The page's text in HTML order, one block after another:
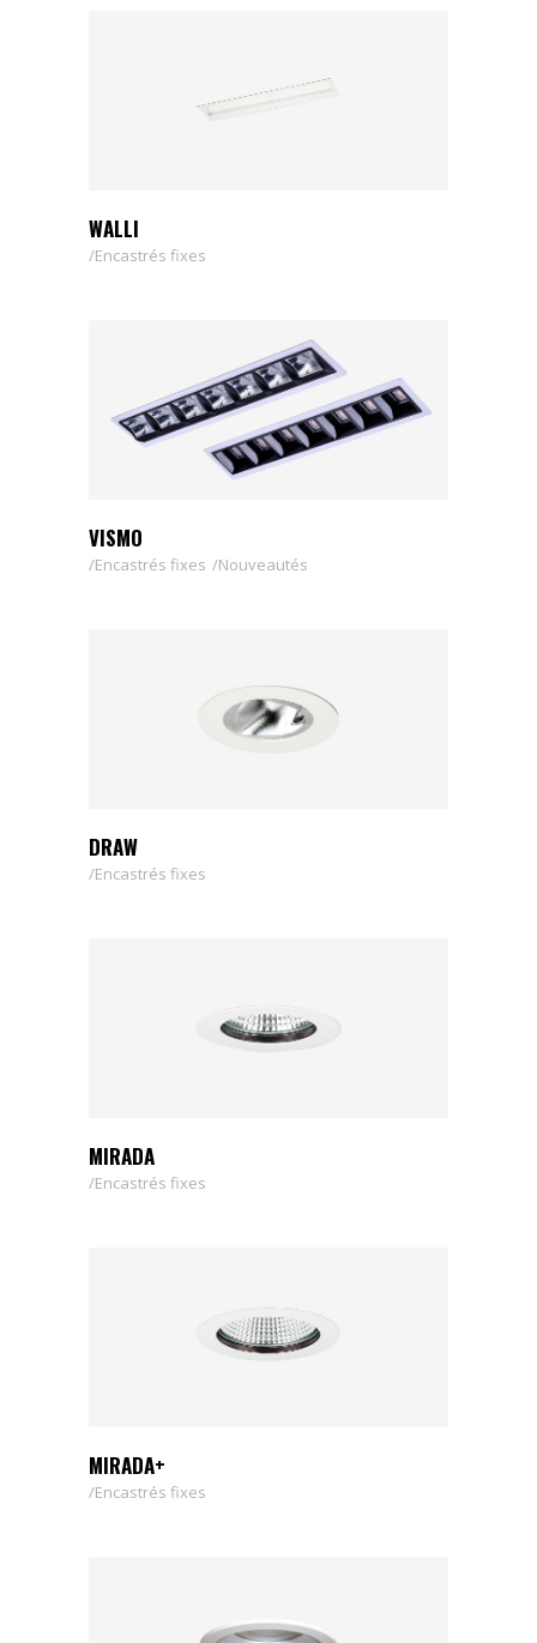
WALLI
Encastrés fixes
VISMO
Encastrés fixes Nouveautés
DRAW
Encastrés fixes
MIRADA
Encastrés fixes
MIRADA+
Encastrés fixes